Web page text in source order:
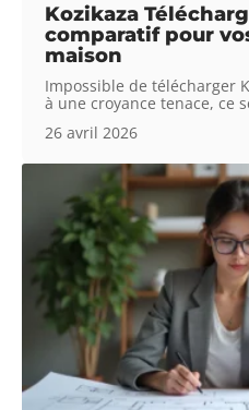
Kozikaza
comparatif pour
maison
Impossible de télécharger
à une croyance tenace, ce
26 avril 2026